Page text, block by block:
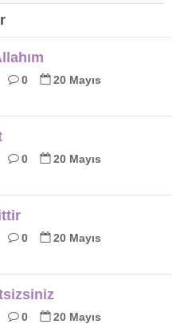
0
20 Mayıs
0
20 Mayıs
0
20 Mayıs
0
20 Mayıs